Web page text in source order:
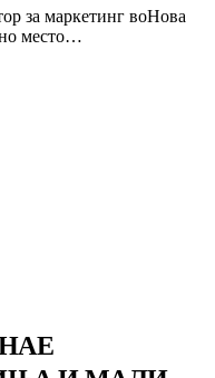
за маркетинг воНова
место…